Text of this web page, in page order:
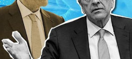
Politique
Business